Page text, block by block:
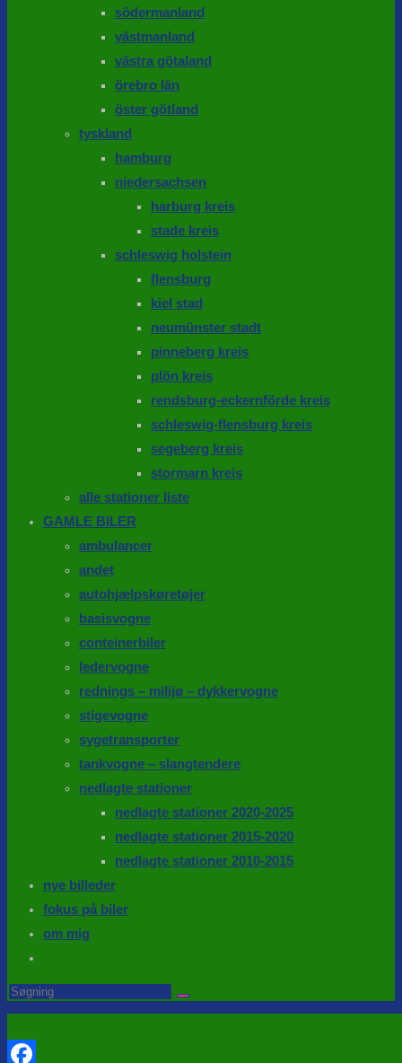
södermanland
västmanland
västra götaland
örebro län
öster götland
tyskland
hamburg
niedersachsen
harburg kreis
stade kreis
schleswig holstein
flensburg
kiel stad
neumünster stadt
pinneberg kreis
plön kreis
rendsburg-eckernförde kreis
schleswig-flensburg kreis
segeberg kreis
stormarn kreis
alle stationer liste
GAMLE BILER
ambulancer
andet
autohjælpskøretøjer
basisvogne
conteinerbiler
ledervogne
rednings – milijø – dykkervogne
stigevogne
sygetransporter
tankvogne – slangtendere
nedlagte stationer
nedlagte stationer 2020-2025
nedlagte stationer 2015-2020
nedlagte stationer 2010-2015
nye billeder
fokus på biler
om mig
website
search
Search
this
website